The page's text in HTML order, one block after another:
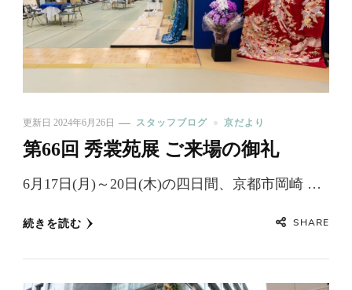
更新日 2024年6月26日 スタッフブログ 京だより
第66回 秀裳苑展 ご来場の御礼
6月17日(月)～20日(木)の四日間、京都市岡崎 …
続きを読む SHARE